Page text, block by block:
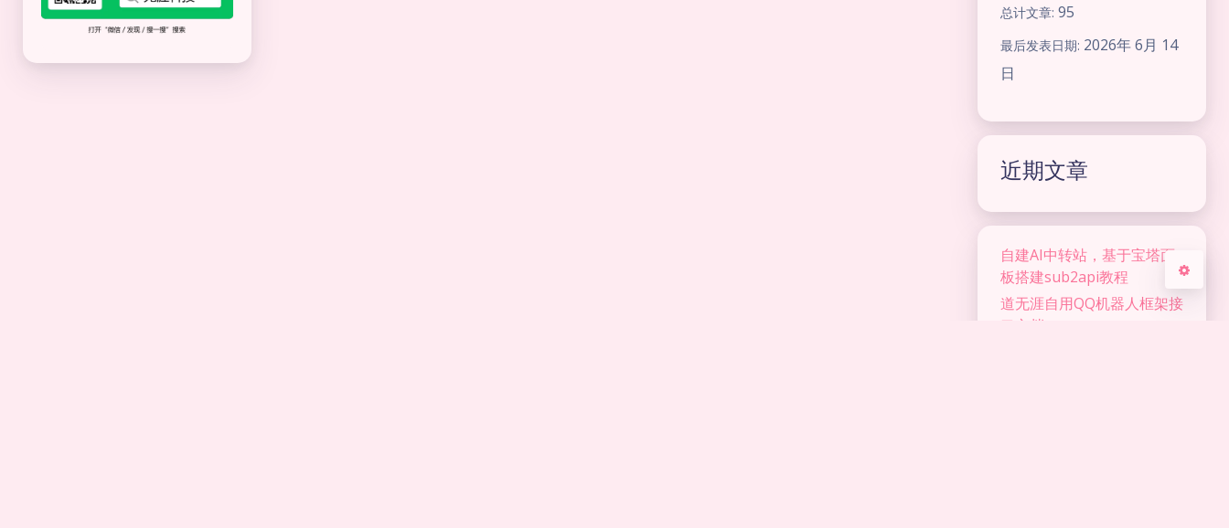
Sans Serif Serif
总计文章: 95
最后发表日期: 2026年 6月 14
日
近期文章
自建AI中转站，基于宝塔面
板搭建sub2api教程
道无涯自用QQ机器人框架接
口文档